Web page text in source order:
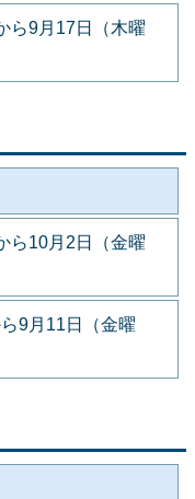
ら9月17日（木曜
ら10月2日（金曜
9月11日（金曜